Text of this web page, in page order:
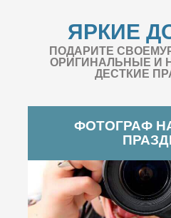
ЯРКИЕ
ПОДАРИТЕ
ОРИГИНАЛЬНЫЕ И
ДЕСТКИЕ
ФОТОГРАФ